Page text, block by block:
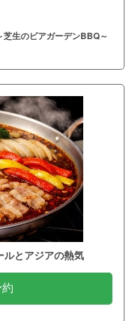
生のビアガーデンBBQ～
ルとアジアの熱気